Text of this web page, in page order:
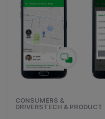
CONSUMERS &
DRIVERSTECH & PRODUCT